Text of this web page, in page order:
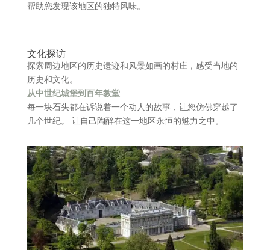
帮助您发现该地区的独特风味。
文化探访
探索周边地区的历史遗迹和风景如画的村庄，感受当地的
历史和文化。
从中世纪城堡到百年教堂
每一块石头都在诉说着一个动人的故事，让您仿佛穿越了
几个世纪。 让自己陶醉在这一地区永恒的魅力之中。